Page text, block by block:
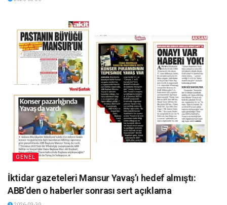
GENEL
İktidar gazeteleri Mansur Yavaş’ı hedef almıştı:
ABB’den o haberler sonrası sert açıklama